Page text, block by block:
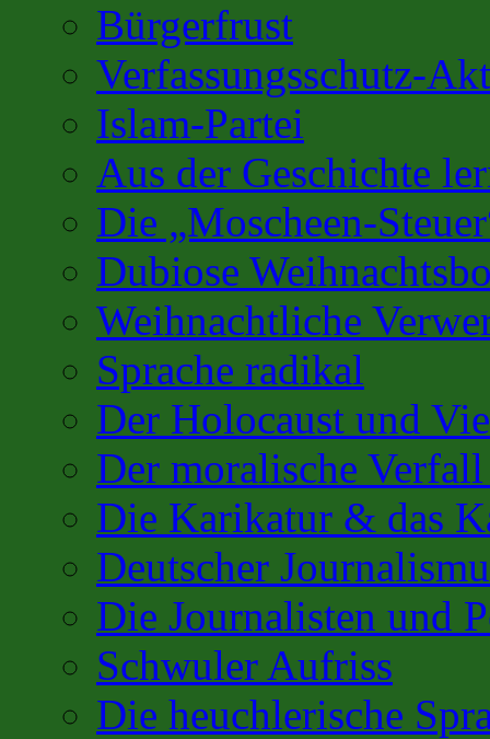
Bürgerfrust
Verfassungsschutz-
Islam-Partei
Aus der Geschichte
Die „Moscheen-
Dubiose
Weihnachtliche
Sprache radikal
Der Holocaust und
Der moralische
Die Karikatur & das
Deutscher
Die Journalisten und
Schwuler Aufriss
Die heuchlerische